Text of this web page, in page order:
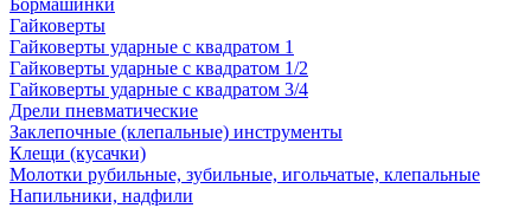
Бормашинки
Гайковерты
Гайковерты ударные с квадратом 1
Гайковерты ударные с квадратом 1/2
Гайковерты ударные с квадратом 3/4
Дрели пневматические
Заклепочные (клепальные) инструменты
Клещи (кусачки)
Молотки рубильные, зубильные, игольчатые, клепальные
Напильники, надфили